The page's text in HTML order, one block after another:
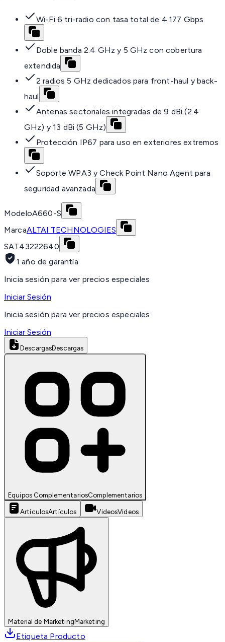
Wi-Fi 6 tri-radio con tasa total de 4.177 Gbps
Doble banda 2.4 GHz y 5 GHz con cobertura
extendida
2 radios 5 GHz dedicados para front-haul y back-
haul
Antenas sectoriales integradas de 9 dBi (2.4
GHz) y 13 dBi (5 GHz)
Protección IP67 para uso en exteriores extremos
Soporte WPA3 y Check Point Nano Agent para
seguridad avanzada
ModeloA660-S
MarcaALTAI TECHNOLOGIES
SAT43222640
1 año de garantía
Inicia sesión para ver precios especiales
Iniciar Sesión
Inicia sesión para ver precios especiales
Iniciar Sesión
DescargasDescargas
Equipos ComplementariosComplementarios
ArtículosArtículos VideosVideos
Material de MarketingMarketing
Etiqueta Producto